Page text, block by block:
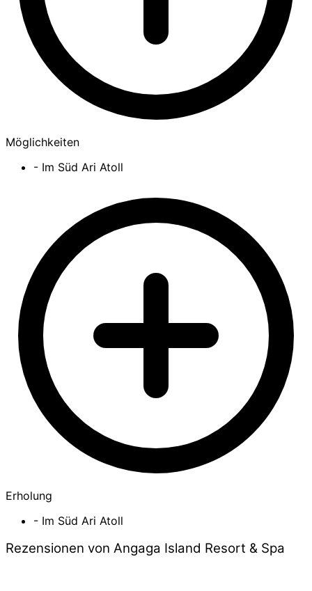
Möglichkeiten
- Im Süd Ari Atoll
Erholung
- Im Süd Ari Atoll
Rezensionen von Angaga Island Resort & Spa